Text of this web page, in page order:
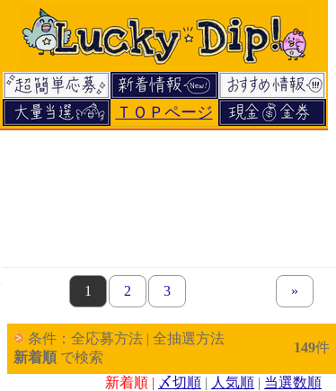
ＴＯＰページ
page
1 page
2 page
3 next set
»
条件：全応募方法 | 全抽選方法
新着順 で検索
149件
新着順 | 〆切順 | 人気順 | 当選数順